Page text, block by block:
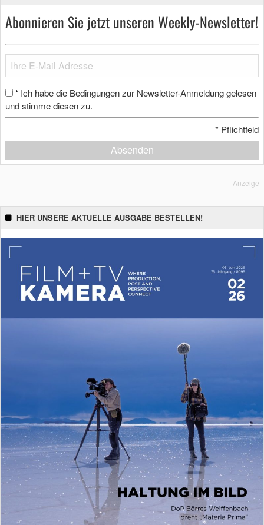
Abonnieren Sie jetzt unseren Weekly-Newsletter!
* Ich habe die Bedingungen zur Newsletter-Anmeldung gelesen
und stimme diesen zu.
* Pflichtfeld
Absenden
Anzeige
HIER UNSERE AKTUELLE AUSGABE BESTELLEN!